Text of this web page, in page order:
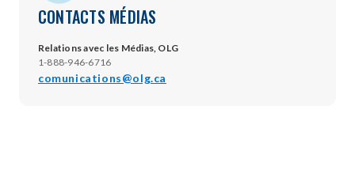
CONTACTS MÉDIAS
Relations avec les Médias, OLG
1-888-946-6716
comunications@olg.ca